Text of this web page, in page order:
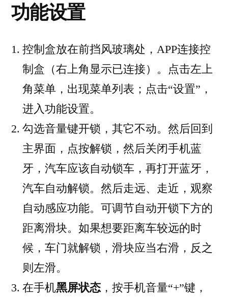
功能设置
控制盒放在前挡风玻璃处，APP连接控
制盒（右上角显示已连接）。点击左上
角菜单，出现菜单列表；点击“设置”，
进入功能设置。
勾选音量键开锁，其它不动。然后回到
主界面，点按解锁，然后关闭手机蓝
牙，汽车应该自动锁车，再打开蓝牙，
汽车自动解锁。然后走远、走近，观察
自动感应功能。可调节自动开锁下方的
距离滑块。如果想要距离车较远的时
候，车门就解锁，滑块应当右滑，反之
则左滑。
在手机黑屏状态，按手机音量“+”键，